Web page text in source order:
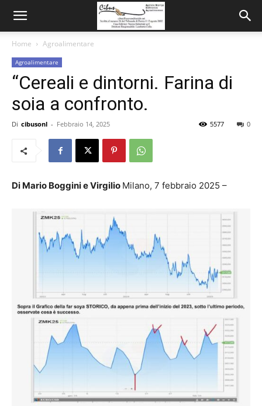
Home Agroalimentare
Agroalimentare
“Cereali e dintorni. Farina di
soia a confronto.
Di cibusonl - Febbraio 14, 2025 0
5577
Di Mario Boggini e Virgilio Milano, 7 febbraio 2025 –